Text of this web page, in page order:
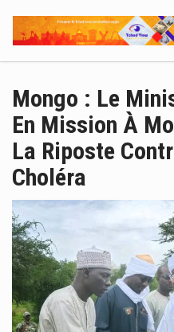
Mongo : Le
En Mission À
La Riposte
Choléra